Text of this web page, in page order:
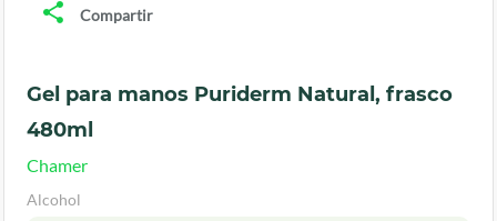
Compartir
Gel para manos Puriderm Natural, frasco
480ml
Chamer
Alcohol